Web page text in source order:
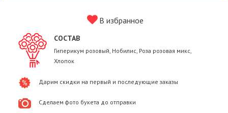
В избранное
СОСТАВ
Гиперикум розовый, Нобилис, Роза розовая микс,
Хлопок
Дарим скидки на первый и последующие заказы
Сделаем фото букета до отправки